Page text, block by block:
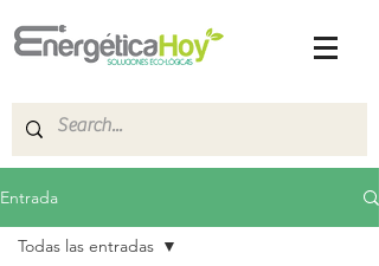
Entrada
Todas las entradas